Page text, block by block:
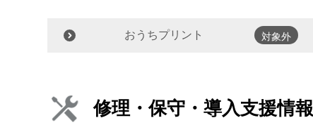
おうちプリント 対象外
修理・保守・導入支援情報